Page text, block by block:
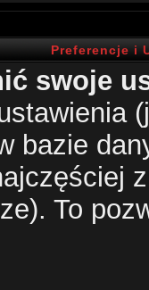
Preferencje i
swoje
bazie
To